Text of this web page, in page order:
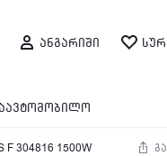
ანგარიში
304816 1500W